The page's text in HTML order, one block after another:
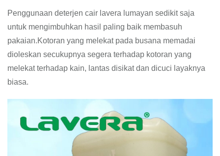
Penggunaan deterjen cair lavera lumayan sedikit saja
untuk mengimbuhkan hasil paling baik membasuh
pakaian.Kotoran yang melekat pada busana memadai
dioleskan secukupnya segera terhadap kotoran yang
melekat terhadap kain, lantas disikat dan dicuci layaknya
biasa.